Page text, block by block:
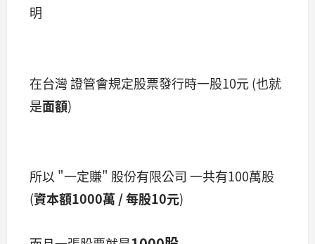
明
在台灣 證管會規定股票發行時一股10元 (也就
是面額)
所以 "一定賺" 股份有限公司 一共有100萬股
(資本額1000萬 / 每股10元)